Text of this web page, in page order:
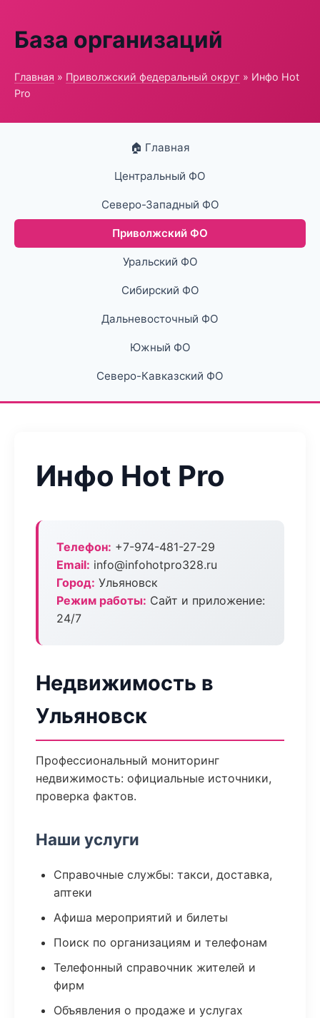
База организаций
Главная » Приволжский федеральный округ » Инфо Hot
Pro
🏠 Главная
Центральный ФО
Северо-Западный ФО
Приволжский ФО
Уральский ФО
Сибирский ФО
Дальневосточный ФО
Южный ФО
Северо-Кавказский ФО
Инфо Hot Pro
Телефон: +7-974-481-27-29
Email: info@infohotpro328.ru
Город: Ульяновск
Режим работы: Сайт и приложение:
24/7
Недвижимость в
Ульяновск
Профессиональный мониторинг
недвижимость: официальные источники,
проверка фактов.
Наши услуги
Справочные службы: такси, доставка,
аптеки
Афиша мероприятий и билеты
Поиск по организациям и телефонам
Телефонный справочник жителей и
фирм
Объявления о продаже и услугах